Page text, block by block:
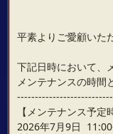
平素よりご愛顧いた
下記日時において、
メンテナンスの時間
【メンテナンス予定
2026年7月9日